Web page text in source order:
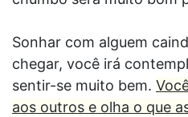
Sonhar com alguem
chegar, você irá
sentir-se muito bem.
aos outros e olha o que